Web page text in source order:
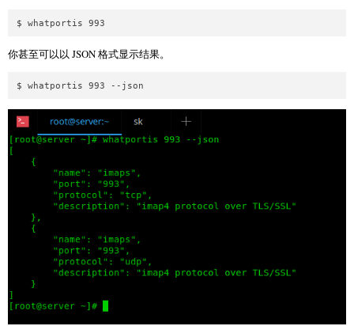
$ whatportis 993
你甚至可以以 JSON 格式显示结果。
$ whatportis 993 --json